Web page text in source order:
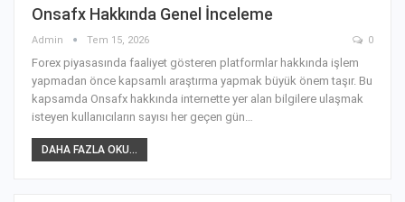
Onsafx Hakkında Genel İnceleme
Admin Tem 15, 2026 0
Forex piyasasında faaliyet gösteren platformlar hakkında işlem
yapmadan önce kapsamlı araştırma yapmak büyük önem taşır. Bu
kapsamda Onsafx hakkında internette yer alan bilgilere ulaşmak
isteyen kullanıcıların sayısı her geçen gün…
DAHA FAZLA OKU...